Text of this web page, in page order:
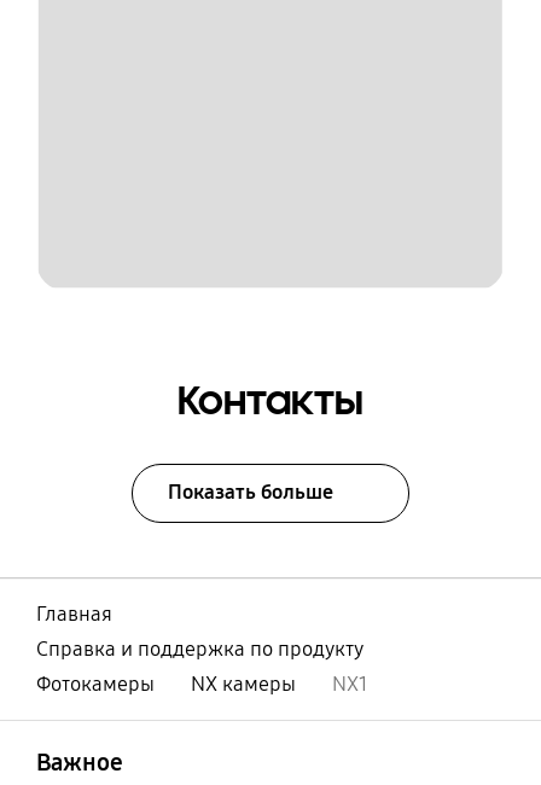
Контакты
Показать больше
Главная
Справка и поддержка по продукту
Фотокамеры
NX камеры NX1
Важное